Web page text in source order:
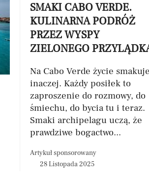
SMAKI CABO VERDE.
KULINARNA PODRÓŻ
PRZEZ WYSPY
ZIELONEGO
Na Cabo Verde życie smakuje
inaczej. Każdy posiłek to
zaproszenie do rozmowy, do
śmiechu, do bycia tu i teraz.
Smaki archipelagu uczą, że
prawdziwe bogactwo...
Artykuł sponsorowany
28 Listopada 2025